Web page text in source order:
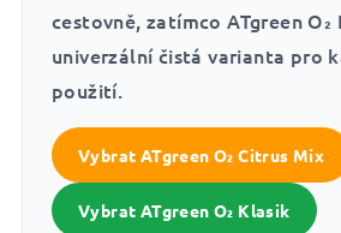
cestovně, zatímco ATgreen O₂
univerzální čistá varianta pro
použití.
Vybrat ATgreen O₂ Citrus Mix
Vybrat ATgreen O₂ Klasik